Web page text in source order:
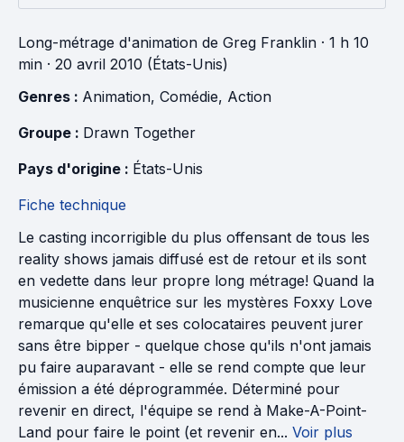
Long-métrage d'animation de Greg Franklin · 1 h 10
min · 20 avril 2010 (États-Unis)
Genres : Animation, Comédie, Action
Groupe : Drawn Together
Pays d'origine : États-Unis
Fiche technique
Le casting incorrigible du plus offensant de tous les
reality shows jamais diffusé est de retour et ils sont
en vedette dans leur propre long métrage! Quand la
musicienne enquêtrice sur les mystères Foxxy Love
remarque qu'elle et ses colocataires peuvent jurer
sans être bipper - quelque chose qu'ils n'ont jamais
pu faire auparavant - elle se rend compte que leur
émission a été déprogrammée. Déterminé pour
revenir en direct, l'équipe se rend à Make-A-Point-
Land pour faire le point (et revenir en... Voir plus